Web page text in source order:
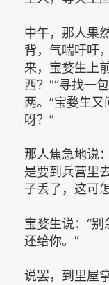
中午，那人果
背，气喘吁吁
来，宝婺生上
西？”“寻找一
两。”宝婺生
呀？”
那人焦急地说
是要到兵营里
子丢了，这可
宝婺生说：“
还给你。”
说罢，到里屋